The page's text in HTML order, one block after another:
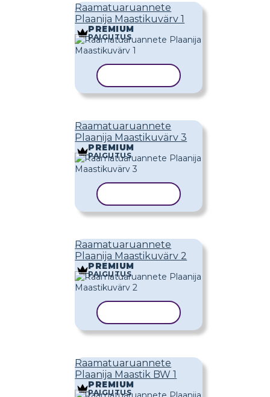
Raamatuaruannete
Plaanija Maastikuvärv 1
PREMIUM
PAIGUTUS
Raamatuaruannete
Plaanija Maastikuvärv 3
PREMIUM
PAIGUTUS
Raamatuaruannete
Plaanija Maastikuvärv 2
PREMIUM
PAIGUTUS
Raamatuaruannete
Plaanija Maastik BW 1
PREMIUM
PAIGUTUS